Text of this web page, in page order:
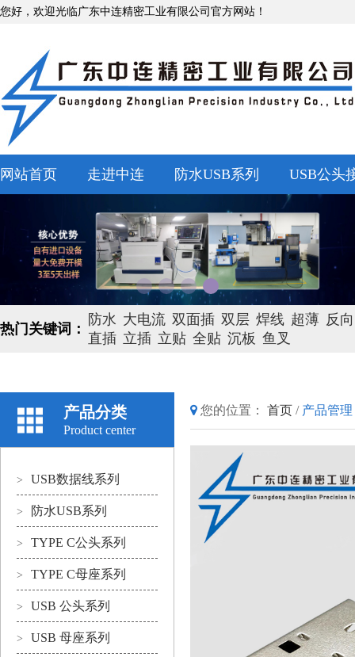
您好，欢迎光临广东中连精密工业有限公司官方网站！
网站首页 走进中连 防水USB系列 USB公头
热门关键词：
防水 大电流 双面插 双层 焊线 超薄 反向
直插 立插 立贴 全贴 沉板 鱼叉
产品分类
Product center
> USB数据线系列
> 防水USB系列
> TYPE C公头系列
> TYPE C母座系列
> USB 公头系列
> USB 母座系列
您的位置： 首页 / 产品管理